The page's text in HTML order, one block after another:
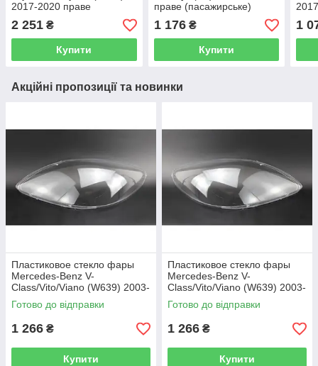
2017-2020 праве
(пасажирське)
2 251 ₴
Купити
праве (пасажирське)
1 176₴
Купити
1
Акційні пропозиції та новинки
Пластиковое стекло фары
Mercedes-Benz V-
Class/Vito/Viano (W639) 2003-
2010 левое (водительское)
Готово до відправки
1 266 ₴
Купити
Пластиковое стекло фары
Mercedes-Benz V-
Class/Vito/Viano (W639) 2003-
2010 правое (пассажирское)
Готово до відправки
1 266 ₴
Купити